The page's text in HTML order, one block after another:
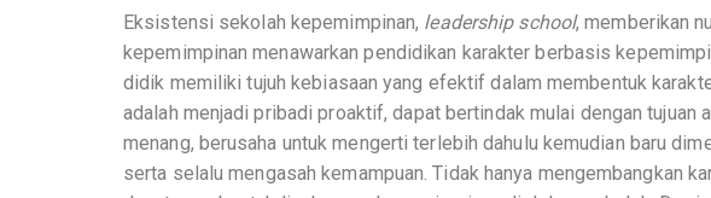
Eksistensi sekolah kepemimpinan, leadership school, memberikan
kepemimpinan menawarkan pendidikan karakter berbasis
didik memiliki tujuh kebiasaan yang efektif dalam membentuk
adalah menjadi pribadi proaktif, dapat bertindak mulai dengan tujuan
menang, berusaha untuk mengerti terlebih dahulu kemudian baru
serta selalu mengasah kemampuan. Tidak hanya mengembangkan